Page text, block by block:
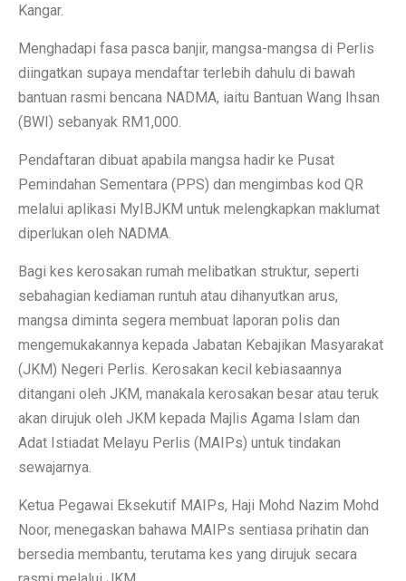
Kangar.
Menghadapi fasa pasca banjir, mangsa-mangsa di Perlis
diingatkan supaya mendaftar terlebih dahulu di bawah
bantuan rasmi bencana NADMA, iaitu Bantuan Wang Ihsan
(BWI) sebanyak RM1,000.
Pendaftaran dibuat apabila mangsa hadir ke Pusat
Pemindahan Sementara (PPS) dan mengimbas kod QR
melalui aplikasi MyIBJKM untuk melengkapkan maklumat
diperlukan oleh NADMA.
Bagi kes kerosakan rumah melibatkan struktur, seperti
sebahagian kediaman runtuh atau dihanyutkan arus,
mangsa diminta segera membuat laporan polis dan
mengemukakannya kepada Jabatan Kebajikan Masyarakat
(JKM) Negeri Perlis. Kerosakan kecil kebiasaannya
ditangani oleh JKM, manakala kerosakan besar atau teruk
akan dirujuk oleh JKM kepada Majlis Agama Islam dan
Adat Istiadat Melayu Perlis (MAIPs) untuk tindakan
sewajarnya.
Ketua Pegawai Eksekutif MAIPs, Haji Mohd Nazim Mohd
Noor, menegaskan bahawa MAIPs sentiasa prihatin dan
bersedia membantu, terutama kes yang dirujuk secara